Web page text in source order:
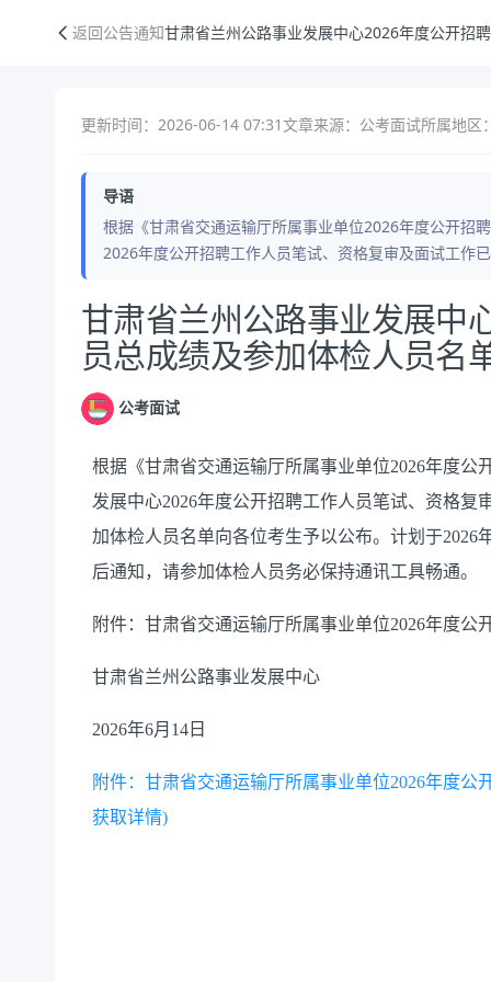
返回公告通知甘肃省兰州公路事业发展中心2026年度公开招
更新时间：2026-06-14 07:31文章来源：公考面试所属地区
导语
根据《甘肃省交通运输厅所属事业单位2026年度公开招
2026年度公开招聘工作人员笔试、资格复审及面试工作
公告正文
甘肃省兰州公路事业发展中
员总成绩及参加体检人员名
公考面试
根据《甘肃省交通运输厅所属事业单位2026年度
发展中心2026年度公开招聘工作人员笔试、资格
加体检人员名单向各位考生予以公布。计划于2026
后通知，请参加体检人员务必保持通讯工具畅通。
附件：甘肃省交通运输厅所属事业单位2026年度公
甘肃省兰州公路事业发展中心
2026年6月14日
附件：甘肃省交通运输厅所属事业单位2026年度
获取详情)